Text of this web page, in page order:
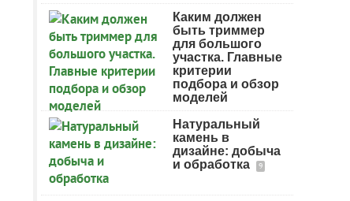
Каким должен
быть триммер
для большого
участка. Главные
критерии
подбора и обзор
моделей
Натуральный
камень в
дизайне: добыча
и обработка
9